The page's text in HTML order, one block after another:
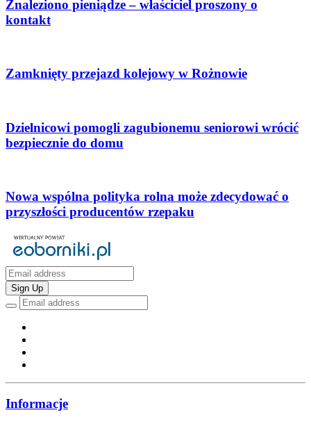
Znaleziono pieniądze – właściciel proszony o
kontakt
Zamknięty przejazd kolejowy w Rożnowie
Dzielnicowi pomogli zagubionemu seniorowi wrócić
bezpiecznie do domu
Nowa wspólna polityka rolna może zdecydować o
przyszłości producentów rzepaku
Sign Up
Informacje